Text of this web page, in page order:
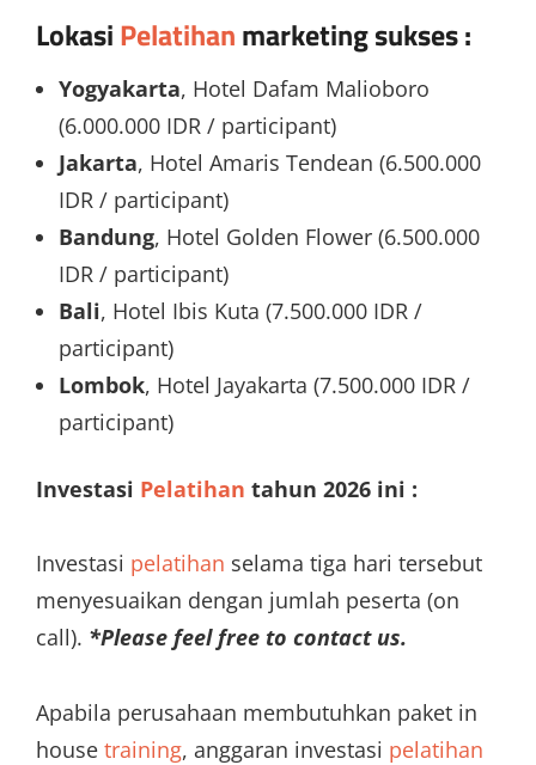
LokasiPelatihanmarketing sukses:
Yogyakarta, Hotel Dafam Malioboro
(6.000.000 IDR / participant)
Jakarta, Hotel Amaris Tendean (6.500.000
IDR / participant)
Bandung, Hotel Golden Flower (6.500.000
IDR / participant)
Bali, Hotel Ibis Kuta (7.500.000 IDR /
participant)
Lombok, Hotel Jayakarta (7.500.000 IDR /
participant)
Investasi Pelatihan tahun 2026 ini :
Investasi pelatihan selama tiga hari tersebut
menyesuaikan dengan jumlah peserta (on
call). *Please feel free to contact us.
Apabila perusahaan membutuhkan paket in
house training, anggaran investasi pelatihan